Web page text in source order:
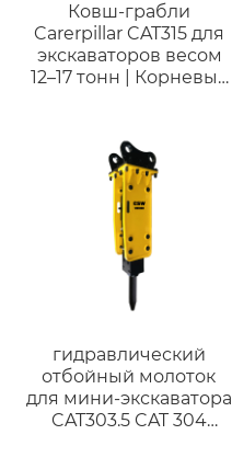
Ковш-грабли
Carerpillar CAT315 для
экскаваторов весом
12–17 тонн | Корневые
сельскохозяйственных
и строительных
объектов
гидравлический
отбойный молоток
для мини-экскаватора
CAT303.5 CAT 304